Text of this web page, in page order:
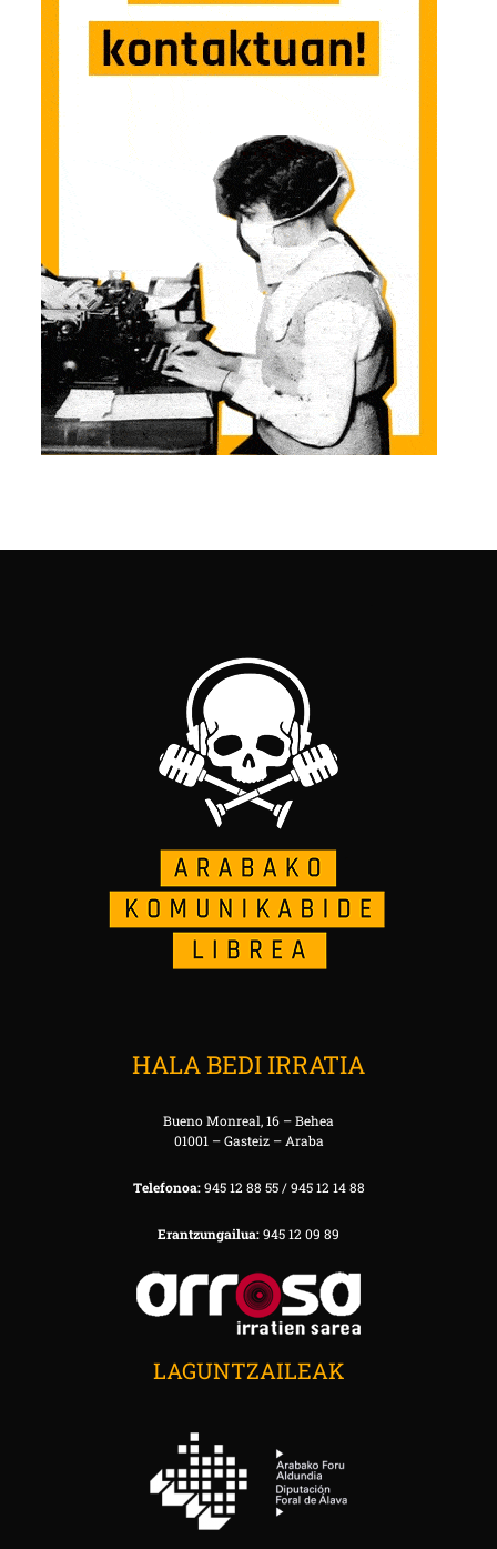
HALA BEDI IRRATIA
Bueno Monreal, 16 – Behea
01001 – Gasteiz – Araba
Telefonoa:945 12 88 55 / 945 12 14 88
Erantzungailua:945 12 09 89
LAGUNTZAILEAK